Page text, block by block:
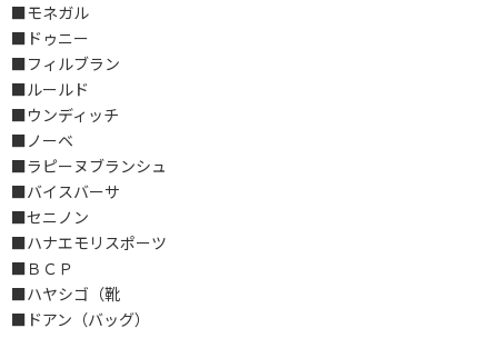
■モネガル
■ドゥニー
■フィルブラン
■ルールド
■ウンディッチ
■ノーベ
■ラピーヌブランシュ
■バイスバーサ
■セニノン
■ハナエモリスポーツ
■ＢＣＰ
■ハヤシゴ（靴
■ドアン（バッグ）